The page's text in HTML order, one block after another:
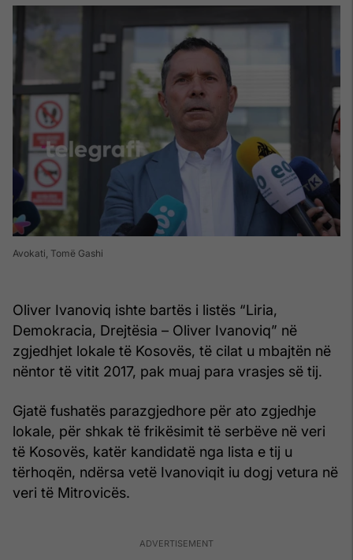
Avokati, Tomë Gashi
Oliver Ivanoviq ishte bartës i listës “Liria,
Demokracia, Drejtësia – Oliver Ivanoviq” në
zgjedhjet lokale të Kosovës, të cilat u mbajtën në
nëntor të vitit 2017, pak muaj para vrasjes së tij.
Gjatë fushatës parazgjedhore për ato zgjedhje
lokale, për shkak të frikësimit të serbëve në veri
të Kosovës, katër kandidatë nga lista e tij u
tërhoqën, ndërsa vetë Ivanoviqit iu dogj vetura në
veri të Mitrovicës.